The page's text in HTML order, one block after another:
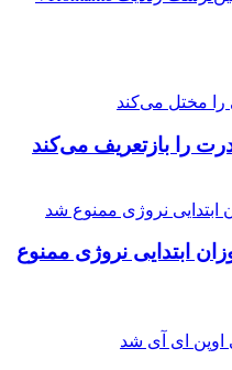
ابتدایی نروژی ممنوع